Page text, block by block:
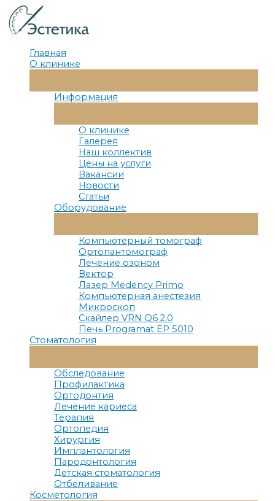
Перейти
к
содержимому
Главная
О клинике
Меню
Информация
Меню
О клинике
Галерея
Наш коллектив
Цены на услуги
Вакансии
Новости
Статьи
Оборудование
Меню
Компьютерный томограф
Ортопантомограф
Лечение озоном
Вектор
Лазер Medency Primo
Компьютерная анестезия
Микроскоп
Скайлер VRN Q6 2.0
Печь Programat EP 5010
Стоматология
Меню
Обследование
Профилактика
Ортодонтия
Лечение кариеса
Терапия
Ортопедия
Хирургия
Имплантология
Пародонтология
Детская стоматология
Отбеливание
Косметология